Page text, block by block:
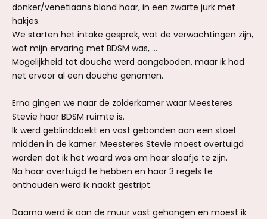
donker/venetiaans blond haar, in een zwarte jurk met
hakjes.
We starten het intake gesprek, wat de verwachtingen zijn,
wat mijn ervaring met BDSM was, ...
Mogelijkheid tot douche werd aangeboden, maar ik had
net ervoor al een douche genomen.
Erna gingen we naar de zolderkamer waar Meesteres
Stevie haar BDSM ruimte is.
Ik werd geblinddoekt en vast gebonden aan een stoel
midden in de kamer. Meesteres Stevie moest overtuigd
worden dat ik het waard was om haar slaafje te zijn.
Na haar overtuigd te hebben en haar 3 regels te
onthouden werd ik naakt gestript.
Daarna werd ik aan de muur vast gehangen en moest ik